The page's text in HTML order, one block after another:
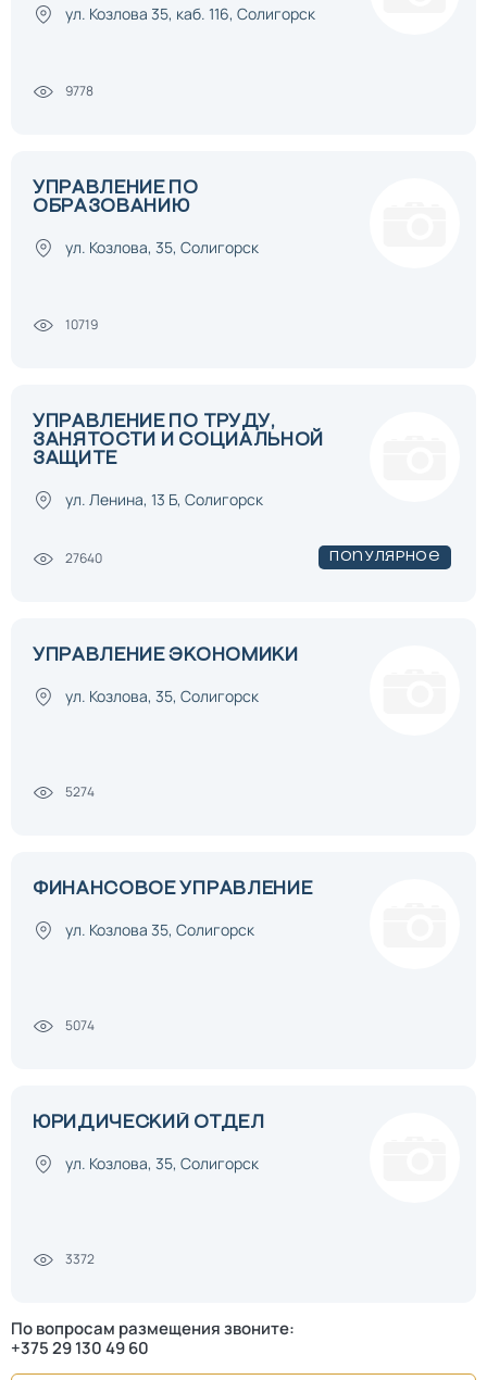
ул. Козлова 35, каб. 116, Солигорск
9778
УПРАВЛЕНИЕ ПО
ОБРАЗОВАНИЮ
ул. Козлова, 35, Солигорск
10719
УПРАВЛЕНИЕ ПО ТРУДУ,
ЗАНЯТОСТИ И СОЦИАЛЬНОЙ
ЗАЩИТЕ
Популярное
ул. Ленина, 13 Б, Солигорск
27640
УПРАВЛЕНИЕ ЭКОНОМИКИ
ул. Козлова, 35, Солигорск
5274
ФИНАНСОВОЕ УПРАВЛЕНИЕ
ул. Козлова 35, Солигорск
5074
ЮРИДИЧЕСКИЙ ОТДЕЛ
ул. Козлова, 35, Солигорск
3372
По вопросам размещения звоните:
+375 29 130 49 60